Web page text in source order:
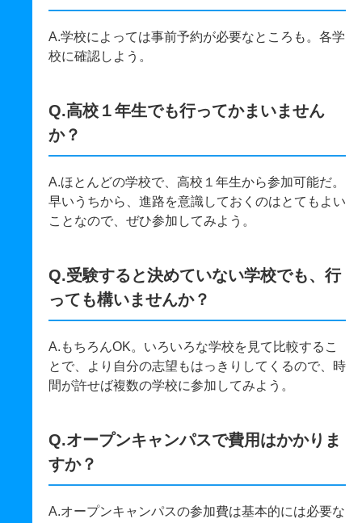
A.学校によっては事前予約が必要なところも。各学
校に確認しよう。
Q.高校１年生でも行ってかまいません
か？
A.ほとんどの学校で、高校１年生から参加可能だ。
早いうちから、進路を意識しておくのはとてもよい
ことなので、ぜひ参加してみよう。
Q.受験すると決めていない学校でも、行
っても構いませんか？
A.もちろんOK。いろいろな学校を見て比較するこ
とで、より自分の志望もはっきりしてくるので、時
間が許せば複数の学校に参加してみよう。
Q.オープンキャンパスで費用はかかりま
すか？
A.オープンキャンパスの参加費は基本的には必要な